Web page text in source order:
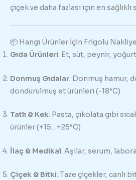
çiçek ve daha fazlası için en
📦 Hangi Ürünler İçin Frigolu
Gıda Ürünleri: Et, süt, peynir,
Donmuş Gıdalar: Donmuş hamur,
dondurulmuş et ürünleri (-18°C)
Tatlı & Kek: Pasta, çikolata gibi
ürünler (+15…+25°C)
İlaç & Medikal: Aşılar, serum,
Çiçek & Bitki: Taze çiçekler, canlı